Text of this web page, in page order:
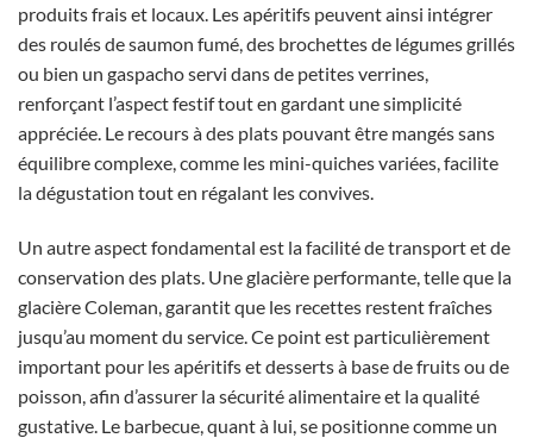
produits frais et locaux. Les apéritifs peuvent ainsi intégrer
des roulés de saumon fumé, des brochettes de légumes grillés
ou bien un gaspacho servi dans de petites verrines,
renforçant l’aspect festif tout en gardant une simplicité
appréciée. Le recours à des plats pouvant être mangés sans
équilibre complexe, comme les mini-quiches variées, facilite
la dégustation tout en régalant les convives.
Un autre aspect fondamental est la facilité de transport et de
conservation des plats. Une glacière performante, telle que la
glacière Coleman, garantit que les recettes restent fraîches
jusqu’au moment du service. Ce point est particulièrement
important pour les apéritifs et desserts à base de fruits ou de
poisson, afin d’assurer la sécurité alimentaire et la qualité
gustative. Le barbecue, quant à lui, se positionne comme un